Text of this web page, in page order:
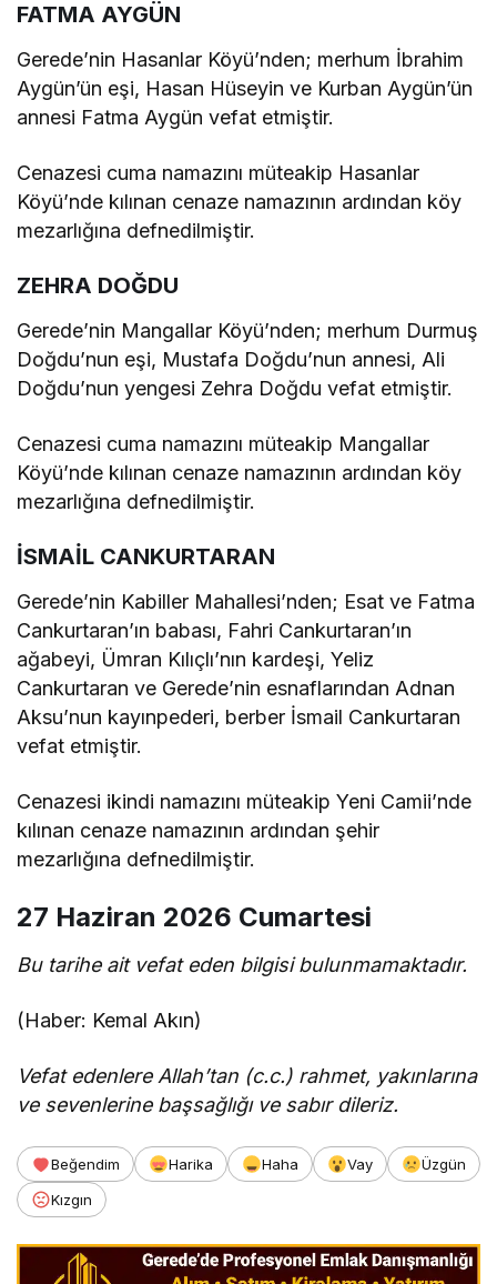
FATMA AYGÜN
Gerede’nin Hasanlar Köyü’nden; merhum İbrahim
Aygün’ün eşi, Hasan Hüseyin ve Kurban Aygün’ün
annesi Fatma Aygün vefat etmiştir.
Cenazesi cuma namazını müteakip Hasanlar
Köyü’nde kılınan cenaze namazının ardından köy
mezarlığına defnedilmiştir.
ZEHRA DOĞDU
Gerede’nin Mangallar Köyü’nden; merhum Durmuş
Doğdu’nun eşi, Mustafa Doğdu’nun annesi, Ali
Doğdu’nun yengesi Zehra Doğdu vefat etmiştir.
Cenazesi cuma namazını müteakip Mangallar
Köyü’nde kılınan cenaze namazının ardından köy
mezarlığına defnedilmiştir.
İSMAİL CANKURTARAN
Gerede’nin Kabiller Mahallesi’nden; Esat ve Fatma
Cankurtaran’ın babası, Fahri Cankurtaran’ın
ağabeyi, Ümran Kılıçlı’nın kardeşi, Yeliz
Cankurtaran ve Gerede’nin esnaflarından Adnan
Aksu’nun kayınpederi, berber İsmail Cankurtaran
vefat etmiştir.
Cenazesi ikindi namazını müteakip Yeni Camii’nde
kılınan cenaze namazının ardından şehir
mezarlığına defnedilmiştir.
27 Haziran 2026 Cumartesi
Bu tarihe ait vefat eden bilgisi bulunmamaktadır.
(Haber: Kemal Akın)
Vefat edenlere Allah’tan (c.c.) rahmet, yakınlarına
ve sevenlerine başsağlığı ve sabır dileriz.
Beğendim Harika Haha Vay
Üzgün
Kızgın